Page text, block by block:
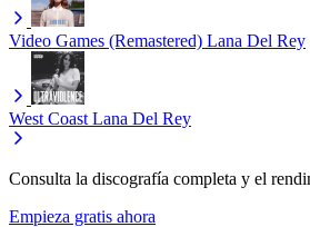
Video Games (Remastered) Lana Del Rey
West Coast Lana Del Rey
Consulta la discografía completa y el
Empieza gratis ahora